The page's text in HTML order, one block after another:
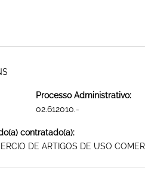
Processo Administrativo:
02.612010.-
contratado(a):
DE ARTIGOS DE USO